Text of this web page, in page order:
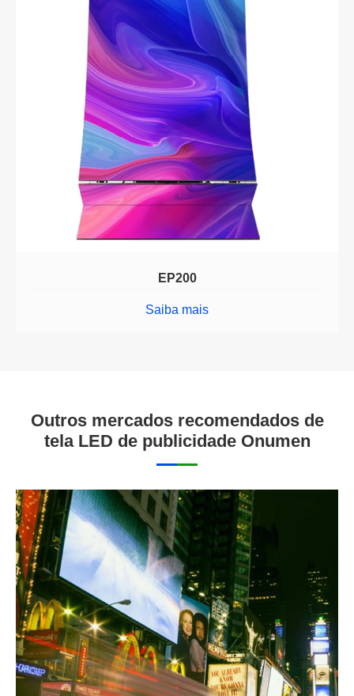
EP200
Saiba mais
Outros mercados recomendados de
tela LED de publicidade Onumen